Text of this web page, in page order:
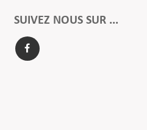
SUIVEZ NOUS SUR ...